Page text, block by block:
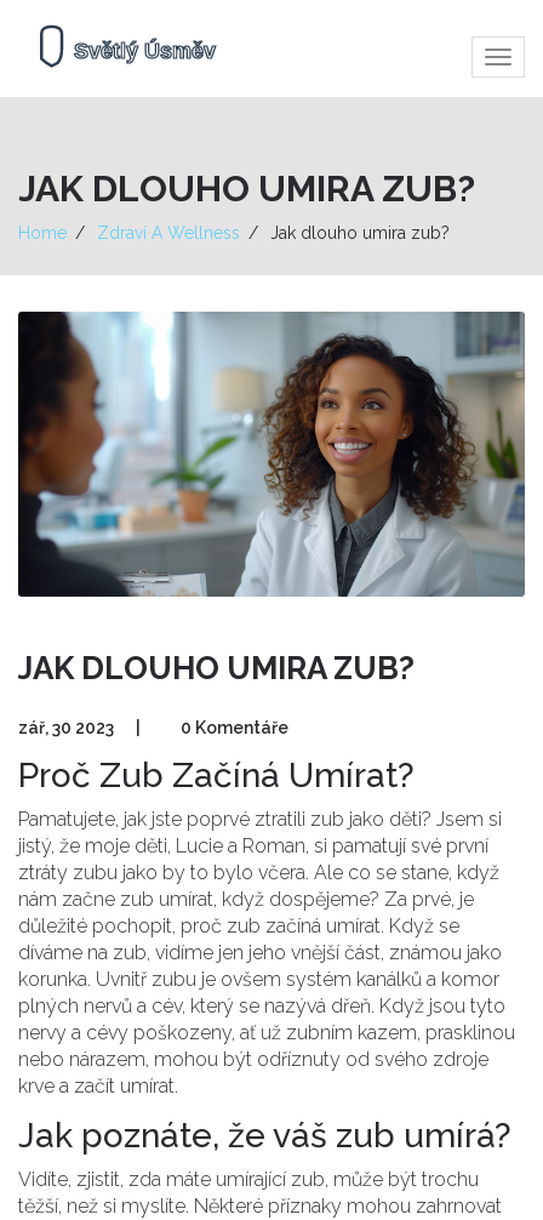
JAK DLOUHO UMIRA ZUB?
Home Zdraví A Wellness Jak dlouho umira zub?
JAK DLOUHO UMIRA ZUB?
zář, 30 2023 0 Komentáře
Proč Zub Začíná Umírat?
Pamatujete, jak jste poprvé ztratili zub jako děti? Jsem si
jistý, že moje děti, Lucie a Roman, si pamatují své první
ztráty zubu jako by to bylo včera. Ale co se stane, když
nám začne zub umírat, když dospějeme? Za prvé, je
důležité pochopit, proč zub začíná umírat. Když se
díváme na zub, vidíme jen jeho vnější část, známou jako
korunka. Uvnitř zubu je ovšem systém kanálků a komor
plných nervů a cév, který se nazývá dřeň. Když jsou tyto
nervy a cévy poškozeny, ať už zubním kazem, prasklinou
nebo nárazem, mohou být odříznuty od svého zdroje
krve a začít umírat.
Jak poznáte, že váš zub umírá?
Vidíte, zjistit, zda máte umírající zub, může být trochu
těžší, než si myslíte. Některé příznaky mohou zahrnovat